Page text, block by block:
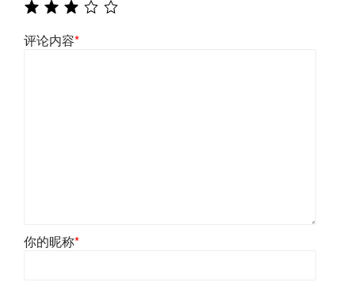
评论内容*
你的昵称*